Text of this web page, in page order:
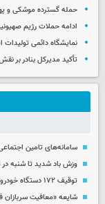
حمله گسترده موشکی و
ادامه حملات رژیم
نمایشگاه دائمی تولیدات
تأکید مدیرکل بنادر بر
سامانه‌های تامین
وزش باد شدید تا شنبه در
توقیف ۱۷۲ دستگاه خودروی لوکس و آپارتمان
شایعه «معافیت